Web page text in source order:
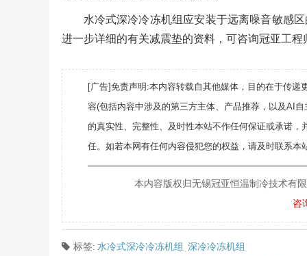
水冷式深冷冷冻机组应安装于远离噪音敏感
进一步详细的有关减震垫的资料，可咨询冠亚工
[广告]免责声明:本内容转载自其他媒体，目的在于传
容(包括内容中涉及的第三方主体、产品推荐，以及AI
的真实性、完整性、及时性本站不作任何保证或承诺
任。如若本网有任何内容侵犯您的权益，请及时联系本
本内容版权归无锡冠亚恒温制冷技术有
咨
标签: 水冷式深冷冷冻机组 深冷冷冻机组